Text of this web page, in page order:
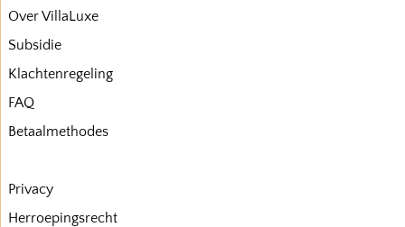
Over VillaLuxe
Subsidie
Klachtenregeling
FAQ
Betaalmethodes
Privacy
Herroepingsrecht